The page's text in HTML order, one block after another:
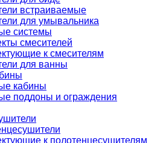
встраиваемые
для умывальника
системы
смесителей
к смесителям
для ванны
кабины
поддоны и ограждения
к полотенцесушителям